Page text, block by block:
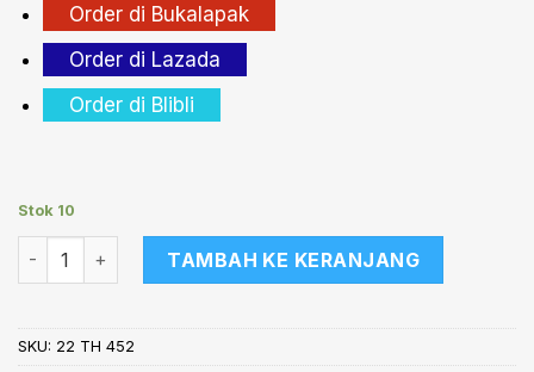
Order di Bukalapak
Order di Lazada
Order di Blibli
Stok 10
Kuantitas Tanya Jawab Masalah Hukum Perdata di
TAMBAH KE KERANJANG
SKU: 22 TH 452